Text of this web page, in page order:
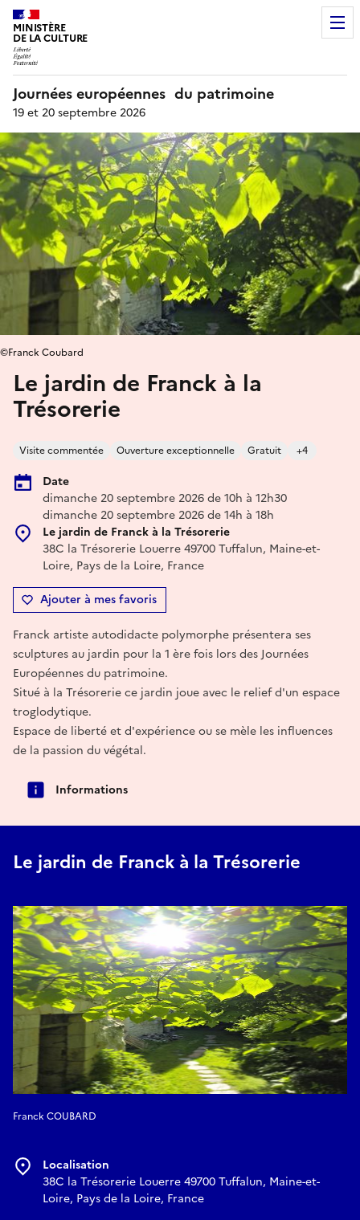
MINISTÈRE
DE LA CULTURE
Journées européennes du patrimoine
19 et 20 septembre 2026
Le jardin de Franck à la
Trésorerie
Visite commentée Ouverture exceptionnelle Gratuit +4
Date
dimanche 20 septembre 2026 de 10h à 12h30
dimanche 20 septembre 2026 de 14h à 18h
Le jardin de Franck à la Trésorerie
38C la Trésorerie Louerre 49700 Tuffalun, Maine-et-
Loire, Pays de la Loire, France
Ajouter à mes favoris
©Franck Coubard
Franck artiste autodidacte polymorphe présentera ses
sculptures au jardin pour la 1 ère fois lors des Journées
Européennes du patrimoine.
Situé à la Trésorerie ce jardin joue avec le relief d'un espace
troglodytique.
Espace de liberté et d'expérience ou se mèle les influences
de la passion du végétal.
Informations
Le jardin de Franck à la Trésorerie
Franck COUBARD
Localisation
38C la Trésorerie Louerre 49700 Tuffalun, Maine-et-
Loire, Pays de la Loire, France